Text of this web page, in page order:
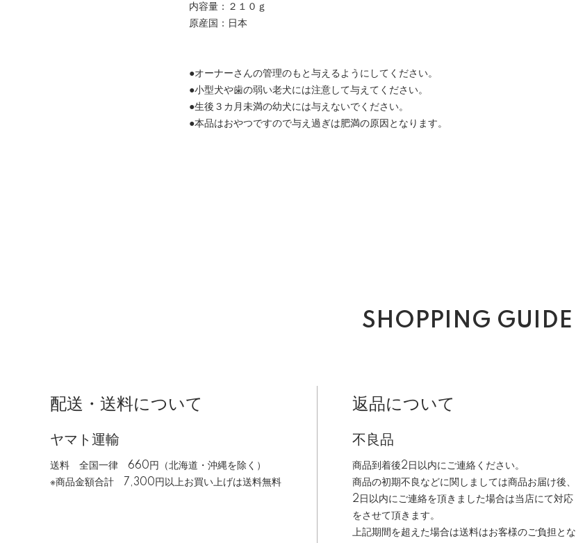
内容量：２１０ｇ
原産国：日本
●オーナーさんの管理のもと与えるようにしてください。
●小型犬や歯の弱い老犬には注意して与えてください。
●生後３カ月未満の幼犬には与えないでください。
●本品はおやつですので与え過ぎは肥満の原因となります。
SHOPPING GUIDE
配送・送料について
ヤマト運輸
送料 全国一律 660円（北海道・沖縄を除く）
※商品金額合計 7,300円以上お買い上げは送料無料
返品について
不良品
商品到着後2日以内にご連絡ください。
商品の初期不良などに関しましては商品お届け後、
2日以内にご連絡を頂きました場合は当店にて対応
をさせて頂きます。
上記期間を超えた場合は送料はお客様のご負担とな